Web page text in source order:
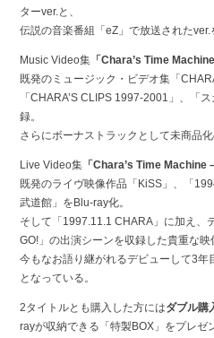
ターver.と、
伝説の音楽番組「eZ」で放送されたver.
Music Video集 「Chara’s Time
既発のミュージック・ビデオ集「
「CHARA’S CLIPS 1997-2001」、「
録。
さらにボーナストラックとして未商品
Live Video集 「Chara’s Time Machine
既発のライヴ映像作品「KiSS」、「
武道館」をBlu-ray化。
そして「1997.11.1 CHARA」に加え、
GO!」の出演シーンを収録した貴重な映
今もなお語り継がれるデビューして3
となっている。
2タイトルとも購入した方にはダブル購
rayが収納できる「特製BOX」をプレゼ